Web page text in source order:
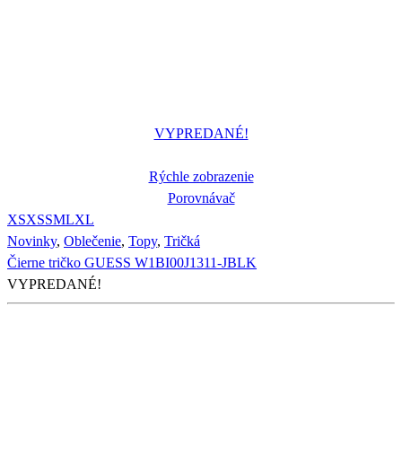
VYPREDANÉ!
Rýchle zobrazenie
Porovnávač
XSXSSMLXL
Novinky, Oblečenie, Topy, Tričká
Čierne tričko GUESS W1BI00J1311-JBLK
VYPREDANÉ!